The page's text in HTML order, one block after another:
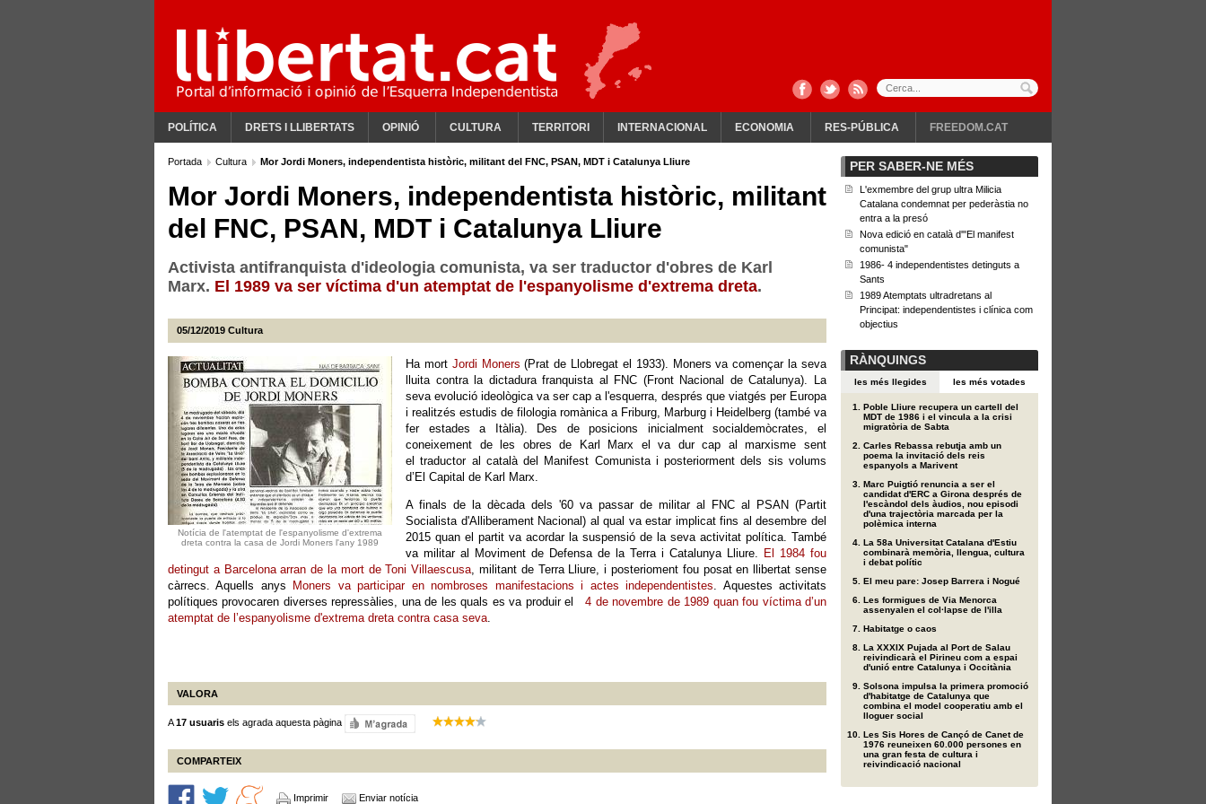
POLÍTICA DRETS I LLIBERTATS OPINIÓ CULTURA TERRITORI INTERNACIONAL ECONOMIA RES-PÚBLICA FREEDOM.CAT
Portada Cultura Mor Jordi Moners, independentista històric, militant del FNC, PSAN, MDT i Catalunya Lliure
Mor Jordi Moners, independentista històric, militant
del FNC, PSAN, MDT i Catalunya Lliure
Activista antifranquista d'ideologia comunista, va ser traductor d'obres de Karl
Marx. El 1989 va ser víctima d'un atemptat de l'espanyolisme d'extrema dreta.
05/12/2019 Cultura
Notícia de l'atemptat de l'espanyolisme d'extrema
dreta contra la casa de Jordi Moners l'any 1989
Ha mort Jordi Moners (Prat de Llobregat el 1933). Moners va començar la seva
lluita contra la dictadura franquista al FNC (Front Nacional de Catalunya). La
seva evolució ideològica va ser cap a l'esquerra, després que viatgés per Europa
i realitzés estudis de filologia romànica a Friburg, Marburg i Heidelberg (també va
fer estades a Itàlia). Des de posicions inicialment socialdemòcrates, el
coneixement de les obres de Karl Marx el va dur cap al marxisme sent
el traductor al català del Manifest Comunista i posteriorment dels sis volums
d’El Capital de Karl Marx.
A finals de la dècada dels '60 va passar de militar al FNC al PSAN (Partit
Socialista d'Alliberament Nacional) al qual va estar implicat fins al desembre del
2015 quan el partit va acordar la suspensió de la seva activitat política. També
va militar al Moviment de Defensa de la Terra i Catalunya Lliure. El 1984 fou
detingut a Barcelona arran de la mort de Toni Villaescusa, militant de Terra Lliure, i posterioment fou posat en llibertat sense
càrrecs. Aquells anys
Moners va participar en nombroses manifestacions i actes independentistes. Aquestes activitats
polítiques provocaren diverses repressàlies, una de les quals es va produir el
4 de novembre de 1989 quan fou víctima d’un
atemptat de l’espanyolisme d'extrema dreta contra casa seva.
VALORA
A17 usuaris els agrada aquesta pàgina
COMPARTEIX
Imprimir Enviar notícia
PER SABER-NE MÉS
L'exmembre del grup ultra Milicia
Catalana condemnat per pederàstia no
entra a la presó
Nova edició en català d'"El manifest
comunista"
1986- 4 independentistes detinguts a
Sants
1989 Atemptats ultradretans al
Principat: independentistes i clínica com
objectius
RÀNQUINGS
les més llegides les més votades
Poble Lliure recupera un cartell del
MDT de 1986 i el vincula a la crisi
migratòria de Sabta
Carles Rebassa rebutja amb un
poema la invitació dels reis
espanyols a Marivent
Marc Puigtió renuncia a ser el
candidat d'ERC a Girona després de
l'escàndol dels àudios, nou episodi
d'una trajectòria marcada per la
polèmica interna
La 58a Universitat Catalana d'Estiu
combinarà memòria, llengua, cultura
i debat polític
El meu pare: Josep Barrera i Nogué
Les formigues de Via Menorca
assenyalen el col·lapse de l'illa
Habitatge o caos
La XXXIX Pujada al Port de Salau
reivindicarà el Pirineu com a espai
d'unió entre Catalunya i Occitània
Solsona impulsa la primera promoció
d'habitatge de Catalunya que
combina el model cooperatiu amb el
lloguer social
Les Sis Hores de Cançó de Canet de
1976 reuneixen 60.000 persones en
una gran festa de cultura i
reivindicació nacional